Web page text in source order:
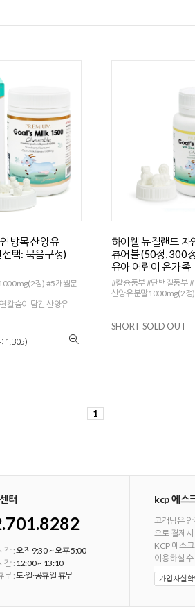
방목 산양유
택: 묶음구성)
정) #5개월분
칼슘이 담긴 산양유
: 1,305)
하이웰 뉴질랜드 자
츄어블 (50정, 300
유아 어린이 온가족
#칼슘풍부 #단백질풍부 #
산양유분말1000mg(2정)
SHORT SOLD OUT
1
터
간 :오전 9:30 ~ 오후 5:00
간 : 12:00 ~ 13:10
무 :토·일·공휴일 휴무
kcp 에스
고객님은
으로 결제
KCP 에스
이용하실